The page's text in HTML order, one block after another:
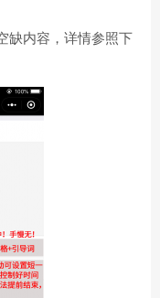
缺内容，详情参照下